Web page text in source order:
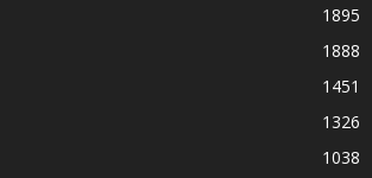
1895
1888
1451
1326
1038